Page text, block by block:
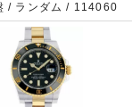
/ ランダム / 114060